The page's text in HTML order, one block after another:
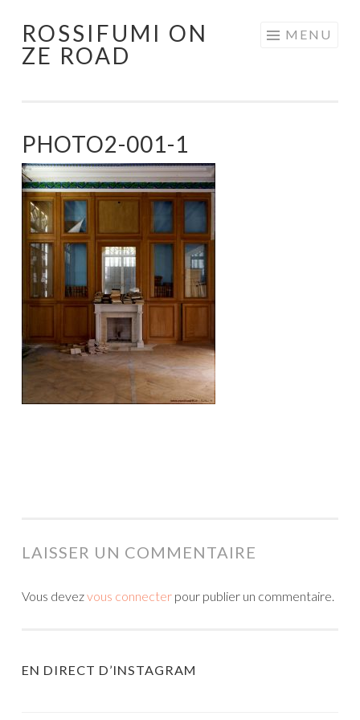
Aller
au
ROSSIFUMI ON
ZE ROAD
MENU
PHOTO2-001-1
LAISSER UN COMMENTAIRE
Vous devezvous connecter pour publier un commentaire.
EN DIRECT D’INSTAGRAM